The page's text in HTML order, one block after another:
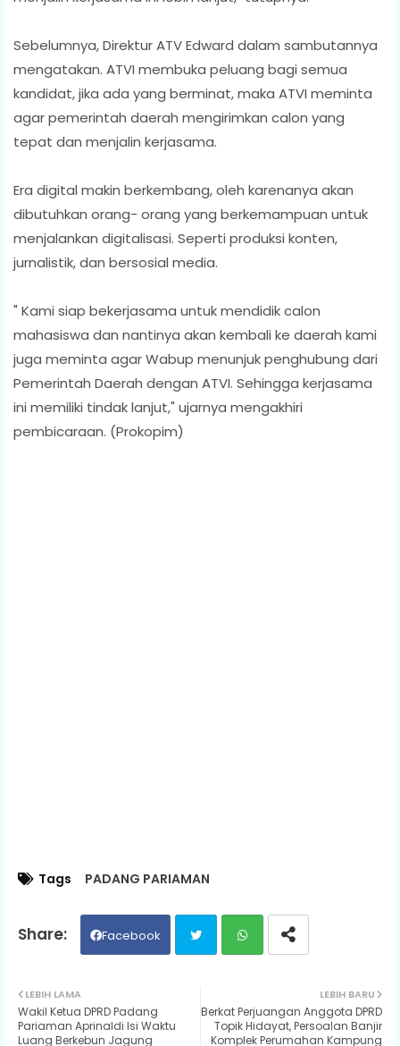
Sebelumnya, Direktur ATV Edward dalam sambutannya
mengatakan. ATVI membuka peluang bagi semua
kandidat, jika ada yang berminat, maka ATVI meminta
agar pemerintah daerah mengirimkan calon yang
tepat dan menjalin kerjasama.
Era digital makin berkembang, oleh karenanya akan
dibutuhkan orang- orang yang berkemampuan untuk
menjalankan digitalisasi. Seperti produksi konten,
jurnalistik, dan bersosial media.
" Kami siap bekerjasama untuk mendidik calon
mahasiswa dan nantinya akan kembali ke daerah kami
juga meminta agar Wabup menunjuk penghubung dari
Pemerintah Daerah dengan ATVI. Sehingga kerjasama
ini memiliki tindak lanjut," ujarnya mengakhiri
pembicaraan. (Prokopim)
Tags PADANG PARIAMAN
Facebook
ter ats
LEBIH BARU
Berkat Perjuangan Anggota DPRD
Topik Hidayat, Persoalan Banjir
Komplek Perumahan Kampung
LEBIH LAMA
Wakil Ketua DPRD Padang
Pariaman Aprinaldi Isi Waktu
Luang Berkebun Jagung